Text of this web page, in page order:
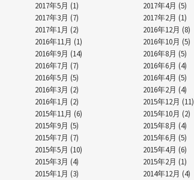
2017年5月 (1)
2017年4月 (5)
2017年3月 (7)
2017年2月 (1)
2017年1月 (2)
2016年12月 (8)
2016年11月 (1)
2016年10月 (5)
2016年9月 (14)
2016年8月 (5)
2016年7月 (7)
2016年6月 (4)
2016年5月 (5)
2016年4月 (5)
2016年3月 (2)
2016年2月 (4)
2016年1月 (2)
2015年12月 (11)
2015年11月 (6)
2015年10月 (2)
2015年9月 (5)
2015年8月 (4)
2015年7月 (7)
2015年6月 (5)
2015年5月 (10)
2015年4月 (6)
2015年3月 (4)
2015年2月 (1)
2015年1月 (3)
2014年12月 (4)